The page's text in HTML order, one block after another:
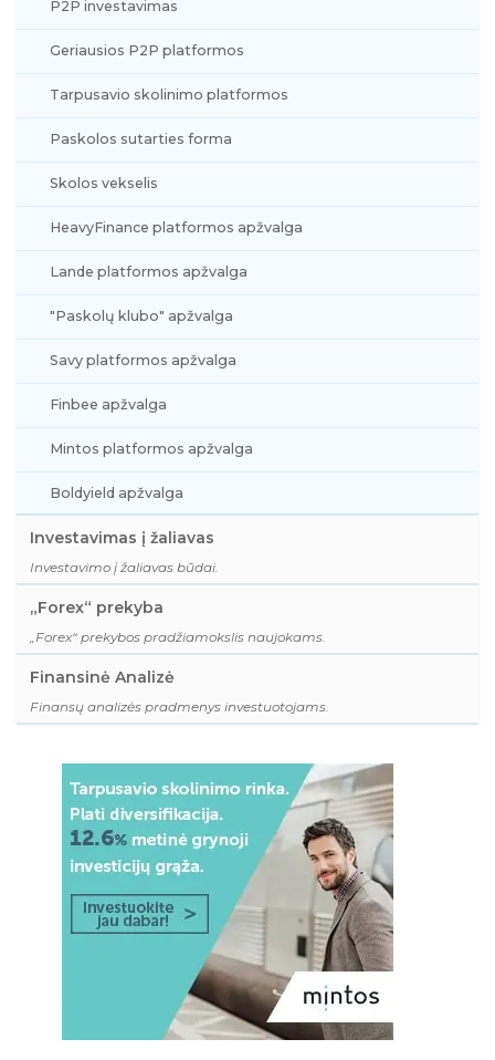
P2P investavimas
Geriausios P2P platformos
Tarpusavio skolinimo platformos
Paskolos sutarties forma
Skolos vekselis
HeavyFinance platformos apžvalga
Lande platformos apžvalga
"Paskolų klubo" apžvalga
Savy platformos apžvalga
Finbee apžvalga
Mintos platformos apžvalga
Boldyield apžvalga
Investavimas į žaliavas
Investavimo į žaliavas būdai.
„Forex“ prekyba
„Forex“ prekybos pradžiamokslis naujokams.
Finansinė Analizė
Finansų analizės pradmenys investuotojams.